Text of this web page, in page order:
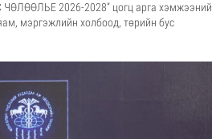
2026-2028” цогц арга хэмжээний
мэргэжлийн холбоод, төрийн бус